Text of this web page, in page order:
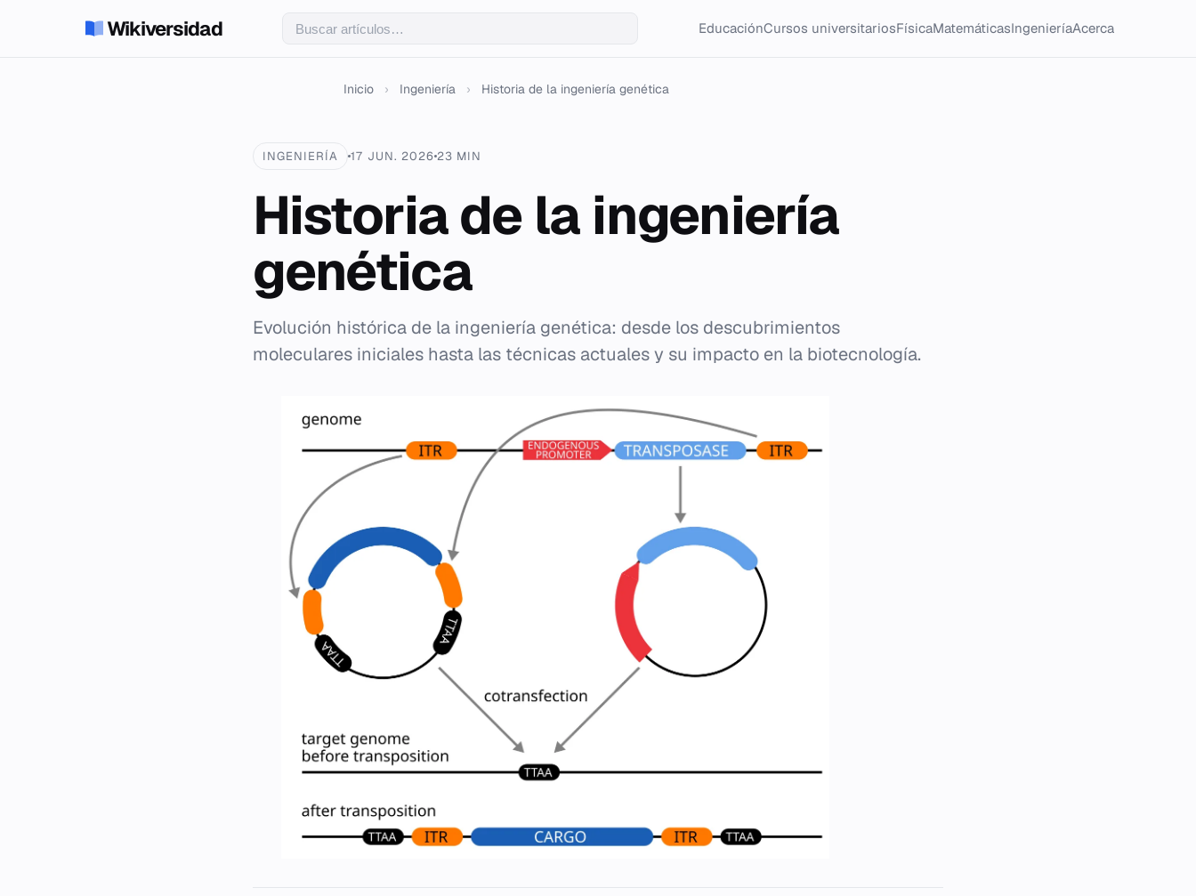
Wikiversidad EducaciónCursos universitariosFísicaMatemáticasIngenieríaAcerca
Inicio › Ingeniería › Historia de la ingeniería genética
INGENIERÍA 17 JUN. 2026 23 MIN
Historia de la ingeniería
genética
Evolución histórica de la ingeniería genética: desde los descubrimientos
moleculares iniciales hasta las técnicas actuales y su impacto en la biotecnología.